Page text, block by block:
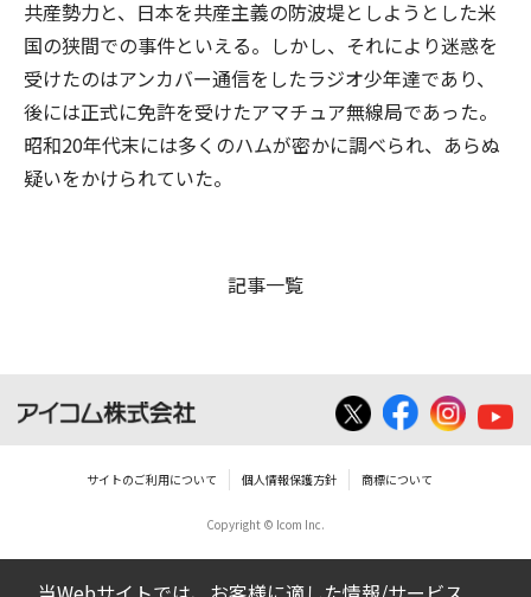
共産勢力と、日本を共産主義の防波堤としようとした米
国の狭間での事件といえる。しかし、それにより迷惑を
受けたのはアンカバー通信をしたラジオ少年達であり、
後には正式に免許を受けたアマチュア無線局であった。
昭和20年代末には多くのハムが密かに調べられ、あらぬ
疑いをかけられていた。
記事一覧
サイトのご利用について 個人情報保護方針 商標について
Copyright © Icom Inc.